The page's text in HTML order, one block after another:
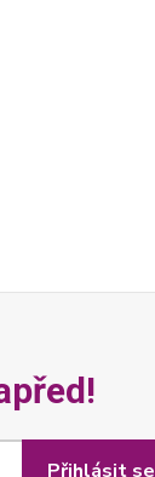
Přihlásit se